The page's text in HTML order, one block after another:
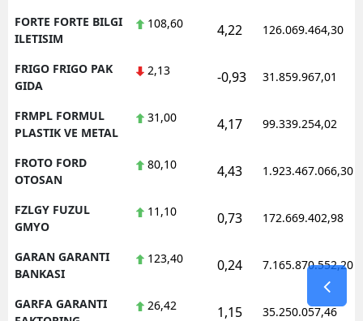
FORTE FORTE BILGI
ILETISIM
108,60 4,22 126.069.464,30
FRIGO FRIGO PAK
GIDA
2,13 -0,93 31.859.967,01
FRMPL FORMUL
PLASTIK VE METAL
31,00 4,17 99.339.254,02
FROTO FORD
OTOSAN
80,10 4,43 1.923.467.066,30
FZLGY FUZUL
GMYO
11,10 0,73 172.669.402,98
GARAN GARANTI
BANKASI
123,40 0,24 7.165.870.552,20
GARFA GARANTI
26,42 1,15 35.250.057,46